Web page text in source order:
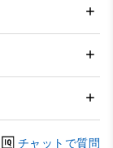
チャットで質問